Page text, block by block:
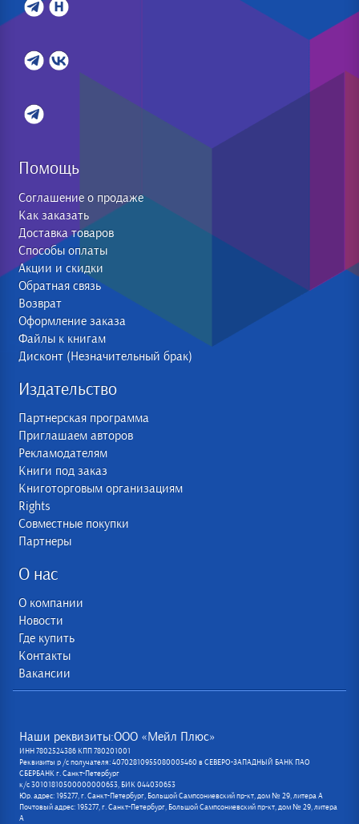
Помощь
Соглашение о продаже
Как заказать
Доставка товаров
Способы оплаты
Акции и скидки
Обратная связь
Возврат
Оформление заказа
Файлы к книгам
Дисконт (Незначительный брак)
Издательство
Партнерская программа
Приглашаем авторов
Рекламодателям
Книги под заказ
Книготорговым организациям
Rights
Совместные покупки
Партнеры
О нас
О компании
Новости
Где купить
Контакты
Вакансии
Наши реквизиты:ООО «Мейл Плюс»
ИНН 7802524386 КПП 780201001
Реквизиты р /с получателя: 40702810955080005460 в СЕВЕРО-ЗАПАДНЫЙ БАНК ПАО
СБЕРБАНК г. Санкт-Петербург
к/с 30101810500000000653, БИК 044030653
Юр. адрес: 195277, г. Санкт-Петербург, Большой Сампсониевский пр-кт, дом № 29, литера А
Почтовый адрес: 195277, г. Санкт-Петербург, Большой Сампсониевский пр-кт, дом № 29, литера
А